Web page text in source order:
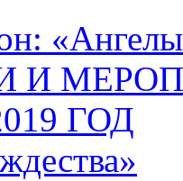
И
ГОД